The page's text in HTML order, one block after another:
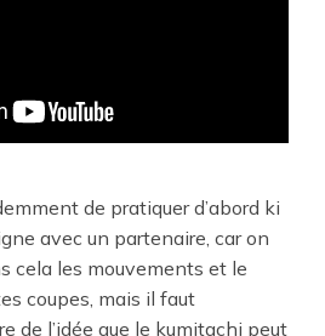
de pratiquer d’abord ki
avec un partenaire, car on
cela les mouvements et le
coupes, mais il faut
de l’idée que le kumitachi peut